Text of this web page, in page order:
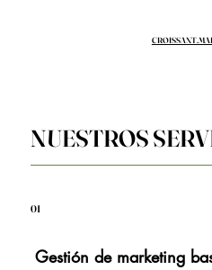
01
Gestión de marketing
NUESTROS